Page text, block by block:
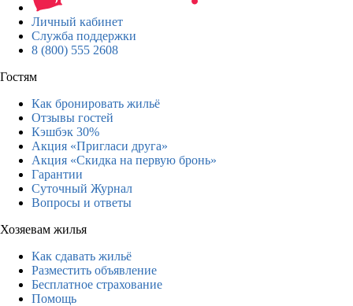
Личный кабинет
Служба поддержки
8 (800) 555 2608
Гостям
Как бронировать жильё
Отзывы гостей
Кэшбэк 30%
Акция «Пригласи друга»
Акция «Скидка на первую бронь»
Гарантии
Суточный Журнал
Вопросы и ответы
Хозяевам жилья
Как сдавать жильё
Разместить объявление
Бесплатное страхование
Помощь